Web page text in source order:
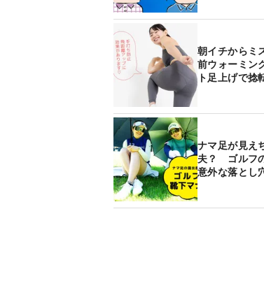
朝イチからミ
前ウォーミン
ト足上げで捻
ナマ足が見え
夫？ ゴルフ
意外な落とし